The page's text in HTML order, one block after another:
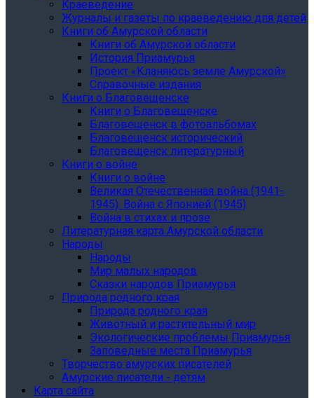
Краеведение
Журналы и газеты по краеведению для детей
Книги об Амурской области
Книги об Амурской области
История Приамурья
Проект «Кланяюсь земле Амурской»
Справочные издания
Книги о Благовещенске
Книги о Благовещенске
Благовещенск в фотоальбомах
Благовещенск исторический
Благовещенск литературный
Книги о войне
Книги о войне
Великая Отечественная война (1941-
1945). Война с Японией (1945)
Война в стихах и прозе
Литературная карта Амурской области
Народы
Народы
Мир малых народов
Сказки народов Приамурья
Природа родного края
Природа родного края
Животный и растительный мир
Экологические проблемы Приамурья
Заповедные места Приамурья
Творчество амурских писателей
Амурские писатели - детям
Карта сайта